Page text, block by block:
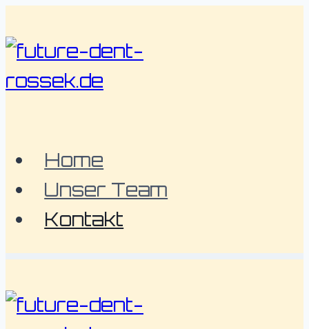
Inhalt
springen
Home
Unser Team
Kontakt